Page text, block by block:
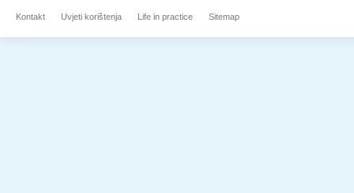
Kontakt Uvjeti korištenja Life in practice Sitemap